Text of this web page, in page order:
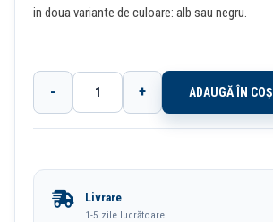
in doua variante de culoare: alb sau negru.
Cantitate
Capsator
24/6
- + ADAUGĂ ÎN COȘ
Livrare
1-5 zile lucrătoare